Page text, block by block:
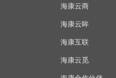
海康云商
海康云眸
海康互联
海康云觅